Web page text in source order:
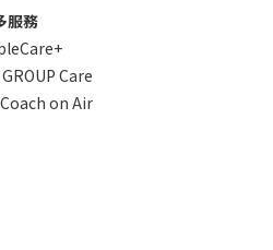
服務
GROUP Care
on Air